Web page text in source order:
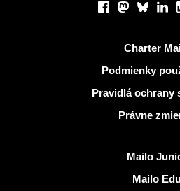
Facebook
Mastodon
Bluesky
Charter
Podmienky
Pravidlá ochrany
Právne
Mailo
Mailo